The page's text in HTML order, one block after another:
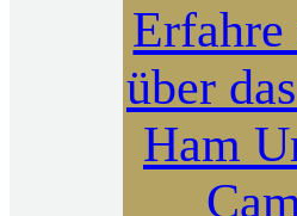
Erfahre
über
Ham